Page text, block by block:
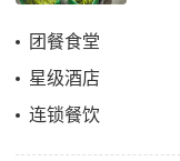
团餐食堂
星级酒店
连锁餐饮